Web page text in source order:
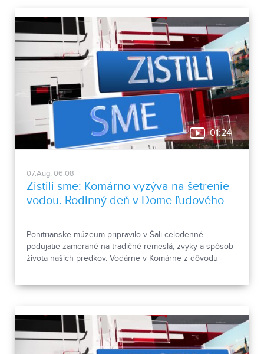
01:24
07.Aug, 06:08
Zistili sme: Komárno vyzýva na šetrenie
vodou. Rodinný deň v Dome ľudového
bývania a architektúry
Ponitrianske múzeum pripravilo v Šali celodenné
podujatie zamerané na tradičné remeslá, zvyky a spôsob
života našich predkov. Vodárne v Komárne z dôvodu